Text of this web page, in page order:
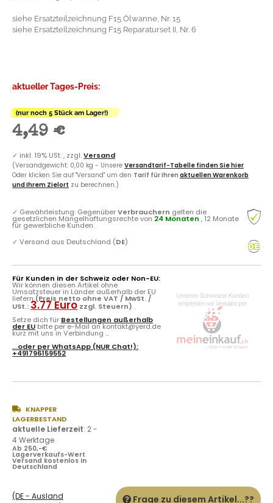
siehe Ersatzteilzeichnung F15 Ölwanne, Nr. 15
siehe Ersatzteilzeichnung F15 Reparaturset II, Nr. 6
aktueller Tages-Preis:
(nur noch 5 Stück am Lager!)
4,49 €
✓ inkl. 19% USt. , zzgl.Versand
(Versandgewicht: 0,00 kg - Unsere Versandtarif-Tabelle finden Sie hier.
Oder klicken Sie auf "Versand" um den Tarif für Ihren aktuellen Warenkorb
und Ihrem Zielort zu berechnen.)
✓ Gewährleistung: GegenüberVerbrauchern gelten die
gesetzlichen Mängelhaftungsrechte von 24 Monaten , 12 Monate
für gewerbliche Kunden.
✓ Versand aus Deutschland (DE)
Für Kunden in der Schweiz oder Non-EU:
Wir können diesen Artikel ohne
Umsatzsteuer in Länder außerhalb der EU
liefern(Preis netto ohne VAT / MwSt. /
USt.: 3.77 Euro zzgl. Steuern) .
Setze dich für Bestellungen außerhalb
der EU bitte per e-Mail an kontakt@yerd.de
kurz mit uns in Verbindung ...
...oder perWhatsApp (NUR Chat!):
+491796159552
KNAPPER
LAGERBESTAND
aktuelle Lieferzeit: 2 -
4 Werktage
Ab 250,-€
Lagerverkaufs-Wert
Versand kostenlos in
Deutschland
(DE - Ausland
Frage zu diesem Artikel...??